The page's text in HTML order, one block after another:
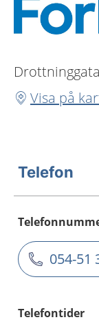
Visa på
Telefon
054-51
Telefontider